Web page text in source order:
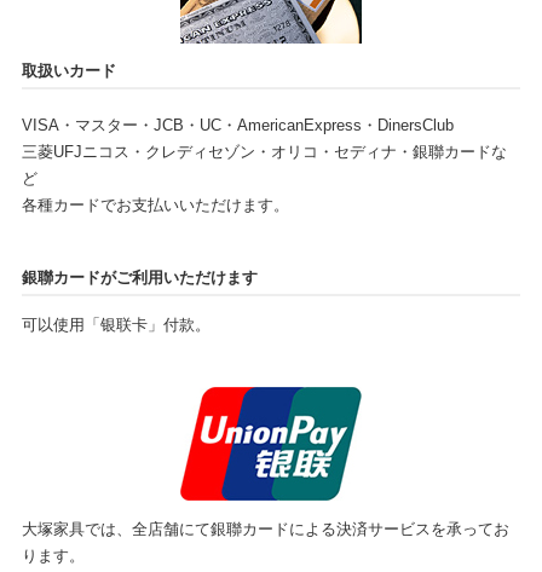
取扱いカード
VISA・マスター・JCB・UC・AmericanExpress・DinersClub
三菱UFJニコス・クレディセゾン・オリコ・セディナ・銀聯カードな
ど
各種カードでお支払いいただけます。
銀聯カードがご利用いただけます
可以使用「银联卡」付款。
大塚家具では、全店舗にて銀聯カードによる決済サービスを承ってお
ります。